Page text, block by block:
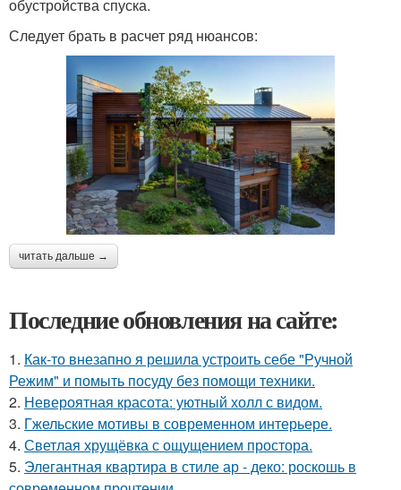
обустройства спуска.
Следует брать в расчет ряд нюансов:
читать дальше →
Последние обновления на сайте:
1. Как-то внезапно я решила устроить себе "Ручной
Режим" и помыть посуду без помощи техники.
2. Невероятная красота: уютный холл с видом.
3. Гжельские мотивы в современном интерьере.
4. Светлая хрущёвка с ощущением простора.
5. Элегантная квартира в стиле ар - деко: роскошь в